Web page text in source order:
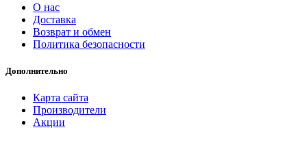
О нас
Доставка
Возврат и обмен
Политика безопасности
Дополнительно
Карта сайта
Производители
Акции